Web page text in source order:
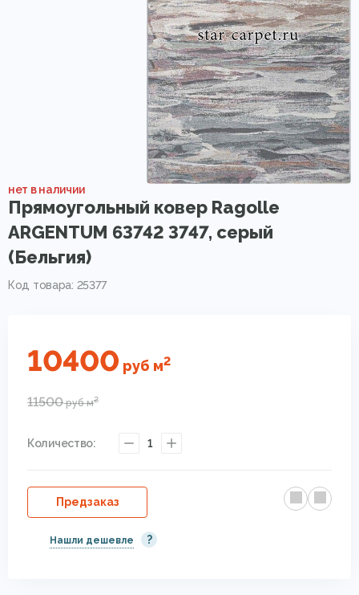
нет в наличии
Прямоугольный ковер Ragolle
ARGENTUM 63742 3747, серый
(Бельгия)
Код товара: 25377
10400 руб м2
11500рубм2
Количество: 1
Предзаказ
Нашли дешевле ?